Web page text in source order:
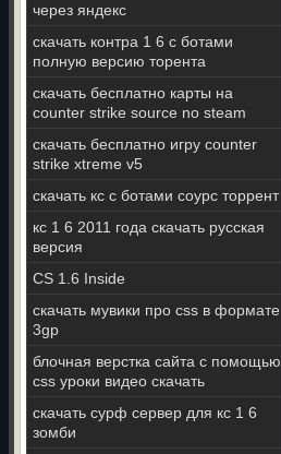
через яндекс
скачать контра 1 6 с ботами
полную версию торента
скачать бесплатно карты на
counter strike source no steam
скачать бесплатно игру counter
strike xtreme v5
скачать кс с ботами соурс торрент
кс 1 6 2011 года скачать русская
версия
CS 1.6 Inside
скачать мувики про css в формате
3gp
блочная верстка сайта с помощью
css уроки видео скачать
скачать сурф сервер для кс 1 6
зомби